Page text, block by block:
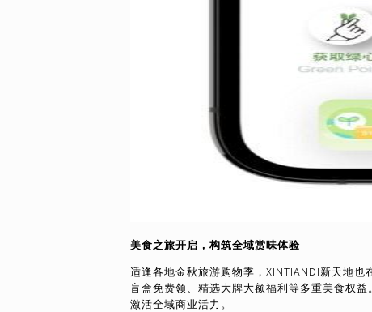
美食之旅开启，构筑全域赏味体验
适逢各地金秋旅游购物季，XINTIANDI新天地
盲盒免费领、精选大牌大额福利等多重美食权
激活全域商业活力。